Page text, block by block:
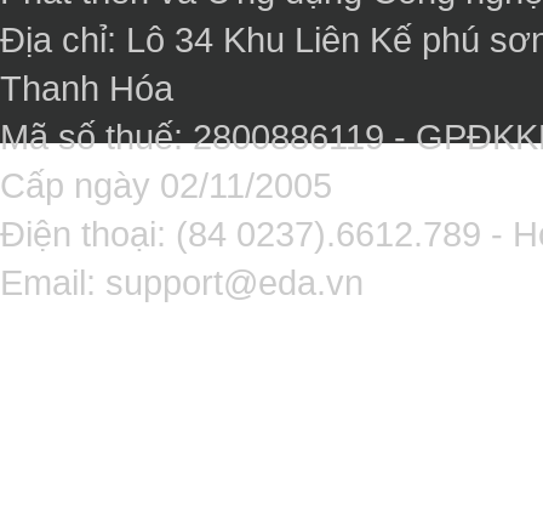
Địa chỉ: Lô 34 Khu Liên Kế phú
Thanh Hóa
Mã số thuế: 2800886119 -
Cấp ngày 02/11/2005
Điện thoại: (84 0237).6612.789 -
Email: support@eda.vn